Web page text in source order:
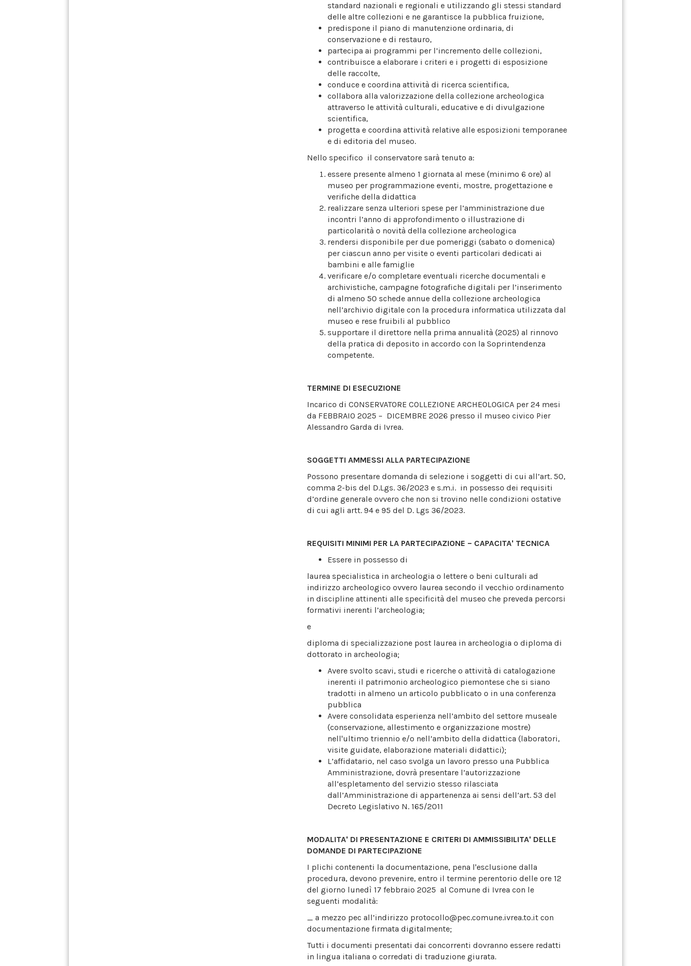
standard nazionali e regionali e utilizzando gli stessi standard
delle altre collezioni e ne garantisce la pubblica fruizione,
predispone il piano di manutenzione ordinaria, di
conservazione e di restauro,
partecipa ai programmi per l’incremento delle collezioni,
contribuisce a elaborare i criteri e i progetti di esposizione
delle raccolte,
conduce e coordina attività di ricerca scientifica,
collabora alla valorizzazione della collezione archeologica
attraverso le attività culturali, educative e di divulgazione
scientifica,
progetta e coordina attività relative alle esposizioni temporanee
e di editoria del museo.
Nello specifico il conservatore sarà tenuto a:
essere presente almeno 1 giornata al mese (minimo 6 ore) al
museo per programmazione eventi, mostre, progettazione e
verifiche della didattica
realizzare senza ulteriori spese per l’amministrazione due
incontri l’anno di approfondimento o illustrazione di
particolarità o novità della collezione archeologica
rendersi disponibile per due pomeriggi (sabato o domenica)
per ciascun anno per visite o eventi particolari dedicati ai
bambini e alle famiglie
verificare e/o completare eventuali ricerche documentali e
archivistiche, campagne fotografiche digitali per l’inserimento
di almeno 50 schede annue della collezione archeologica
nell’archivio digitale con la procedura informatica utilizzata dal
museo e rese fruibili al pubblico
supportare il direttore nella prima annualità (2025) al rinnovo
della pratica di deposito in accordo con la Soprintendenza
competente.
TERMINE DI ESECUZIONE
Incarico di CONSERVATORE COLLEZIONE ARCHEOLOGICA per 24 mesi
da FEBBRAIO 2025 – DICEMBRE 2026 presso il museo civico Pier
Alessandro Garda di Ivrea.
SOGGETTI AMMESSI ALLA PARTECIPAZIONE
Possono presentare domanda di selezione i soggetti di cui all’art. 50,
comma 2-bis del D.Lgs. 36/2023 e s.m.i. in possesso dei requisiti
d’ordine generale ovvero che non si trovino nelle condizioni ostative
di cui agli artt. 94 e 95 del D. Lgs 36/2023.
REQUISITI MINIMI PER LA PARTECIPAZIONE – CAPACITA' TECNICA
Essere in possesso di
laurea specialistica in archeologia o lettere o beni culturali ad
indirizzo archeologico ovvero laurea secondo il vecchio ordinamento
in discipline attinenti alle specificità del museo che preveda percorsi
formativi inerenti l’archeologia;
e
diploma di specializzazione post laurea in archeologia o diploma di
dottorato in archeologia;
Avere svolto scavi, studi e ricerche o attività di catalogazione
inerenti il patrimonio archeologico piemontese che si siano
tradotti in almeno un articolo pubblicato o in una conferenza
pubblica
Avere consolidata esperienza nell’ambito del settore museale
(conservazione, allestimento e organizzazione mostre)
nell'ultimo triennio e/o nell’ambito della didattica (laboratori,
visite guidate, elaborazione materiali didattici);
L’affidatario, nel caso svolga un lavoro presso una Pubblica
Amministrazione, dovrà presentare l’autorizzazione
all’espletamento del servizio stesso rilasciata
dall’Amministrazione di appartenenza ai sensi dell’art. 53 del
Decreto Legislativo N. 165/2011
MODALITA' DI PRESENTAZIONE E CRITERI DI AMMISSIBILITA' DELLE
DOMANDE DI PARTECIPAZIONE
I plichi contenenti la documentazione, pena l'esclusione dalla
procedura, devono prevenire, entro il termine perentorio delle ore 12
del giorno lunedì 17 febbraio 2025 al Comune di Ivrea con le
seguenti modalità:
_ a mezzo pec all’indirizzo protocollo@pec.comune.ivrea.to.it con
documentazione firmata digitalmente;
Tutti i documenti presentati dai concorrenti dovranno essere redatti
in lingua italiana o corredati di traduzione giurata.